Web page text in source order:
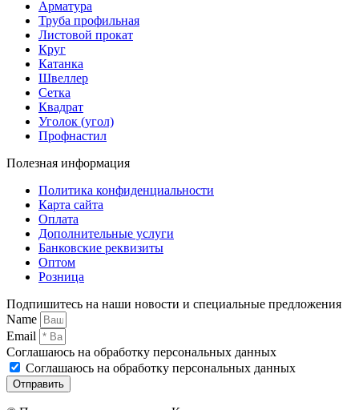
Арматура
Труба профильная
Листовой прокат
Круг
Катанка
Швеллер
Сетка
Квадрат
Уголок (угол)
Профнастил
Полезная информация
Политика конфиденциальности
Карта сайта
Оплата
Дополнительные услуги
Банковские реквизиты
Оптом
Розница
Подпишитесь на наши новости и специальные предложения
Name
Email
Соглашаюсь на обработку персональных данных
Соглашаюсь на обработку персональных данных
Отправить